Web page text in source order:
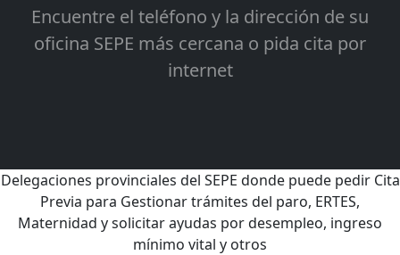
Encuentre el teléfono y la dirección de su
oficina SEPE más cercana o pida cita por
internet
Delegaciones provinciales del SEPE donde puede pedir Cita
Previa para Gestionar trámites del paro, ERTES,
Maternidad y solicitar ayudas por desempleo, ingreso
mínimo vital y otros